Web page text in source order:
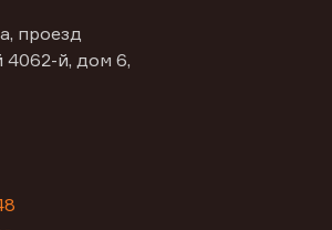
проезд
й, дом 6,